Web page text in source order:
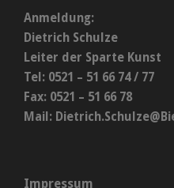
Anmeldung:
Dietrich Schulze
Leiter der Sparte Kunst
Tel: 0521 – 51 66 74 / 77
Fax: 0521 – 51 66 78
Mail:
Impressum